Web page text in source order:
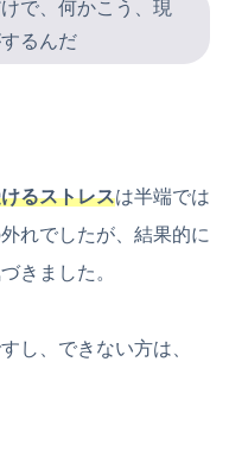
で、何かこう、現
るんだ
るストレスは半端では
れでしたが、結果的に
きました。
し、できない方は、